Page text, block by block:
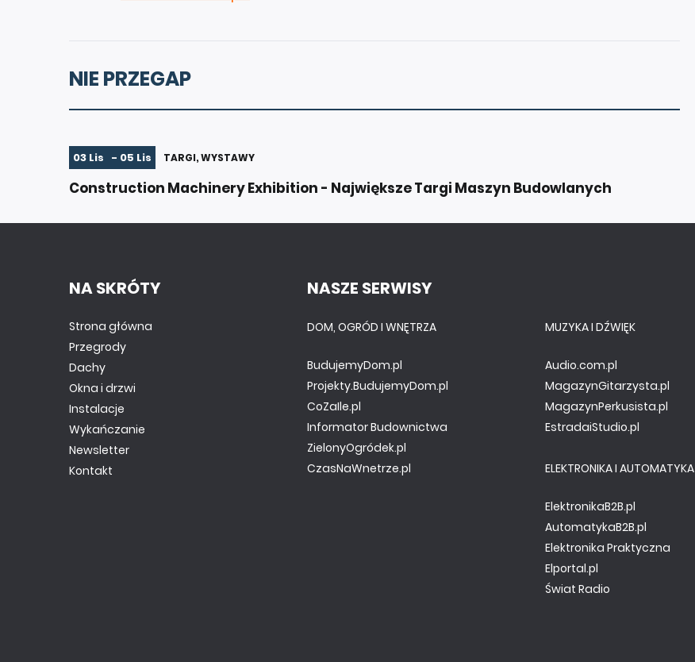
NIE PRZEGAP
03 Lis - 05 Lis TARGI, WYSTAWY
Construction Machinery Exhibition - Największe Targi Maszyn Budowlanych
NA SKRÓTY
Strona główna
Przegrody
Dachy
Okna i drzwi
Instalacje
Wykańczanie
Newsletter
Kontakt
NASZE SERWISY
DOM, OGRÓD I WNĘTRZA
BudujemyDom.pl
Projekty.BudujemyDom.pl
CoZaIle.pl
Informator Budownictwa
ZielonyOgródek.pl
CzasNaWnetrze.pl
MUZYKA I DŹWIĘK
Audio.com.pl
MagazynGitarzysta.pl
MagazynPerkusista.pl
EstradaiStudio.pl
ELEKTRONIKA I AUTOMATYKA
ElektronikaB2B.pl
AutomatykaB2B.pl
Elektronika Praktyczna
Elportal.pl
Świat Radio